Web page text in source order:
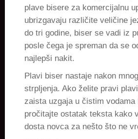
plave bisere za komercijalnu
ubrizgavaju različite veličine
do tri godine, biser se vadi iz
posle čega je spreman da se
najlepši nakit.
Plavi biser nastaje nakon
strpljenja. Ako želite pravi
zaista uzgaja u čistim vodama
pročitajte ostatak teksta kako
dosta novca za nešto što ne